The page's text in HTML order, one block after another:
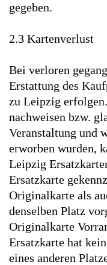
gegeben.
2.3 Kartenverlust
Bei verloren
Erstattung des
zu Leipzig
nachweisen bzw.
Veranstaltung und
erworben wurden,
Leipzig
Ersatzkarte
Originalkarte als
denselben Platz
Originalkarte
Ersatzkarte hat
eines anderen